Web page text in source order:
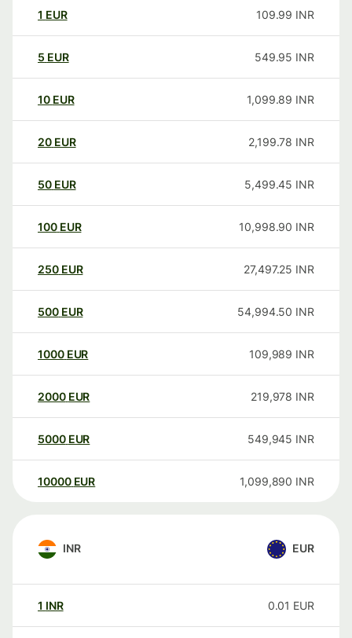
1 EUR 109.99 INR
5 EUR 549.95 INR
10 EUR 1,099.89 INR
20 EUR 2,199.78 INR
50 EUR 5,499.45 INR
100 EUR 10,998.90 INR
250 EUR 27,497.25 INR
500 EUR 54,994.50 INR
1000 EUR 109,989 INR
2000 EUR 219,978 INR
5000 EUR 549,945 INR
10000 EUR 1,099,890 INR
INR EUR
1 INR 0.01 EUR